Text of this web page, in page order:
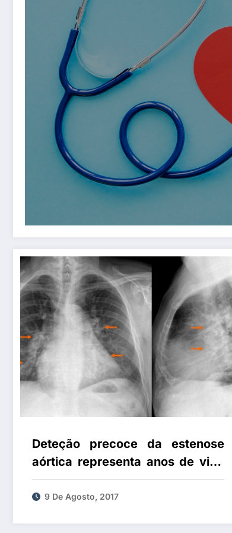
Deteção precoce da estenose
aórtica representa anos de vida
ganhos
9 De Agosto, 2017